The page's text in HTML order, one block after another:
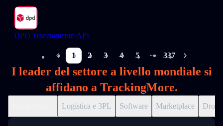
DPD Tracciamento API
1 2 3 4 5
More pages
337
I leader del settore a livello mondiale si
affidano a TrackingMore.
Logistica e 3PL Software Marketplace